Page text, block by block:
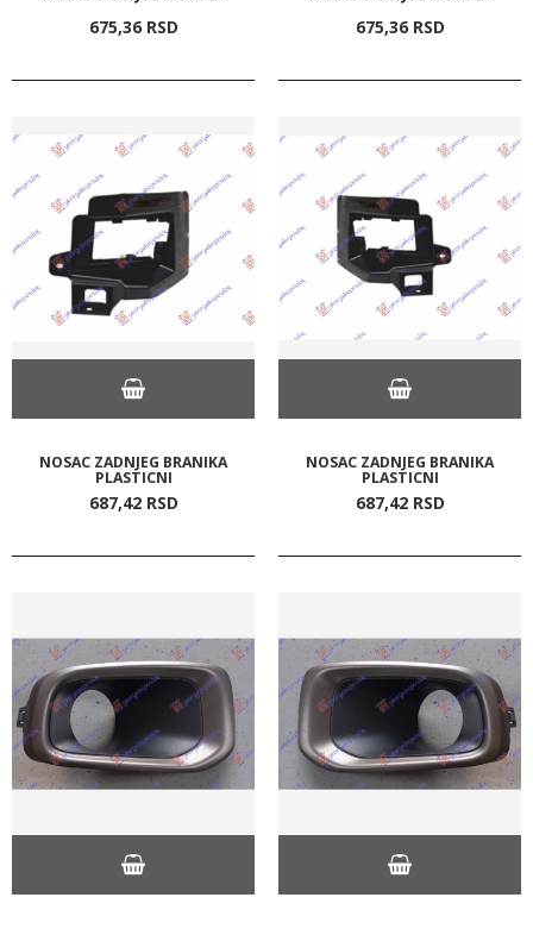
675,36 RSD 675,36 RSD
NOSAC ZADNJEG BRANIKA
PLASTICNI
687,42 RSD
NOSAC ZADNJEG BRANIKA
PLASTICNI
687,42 RSD